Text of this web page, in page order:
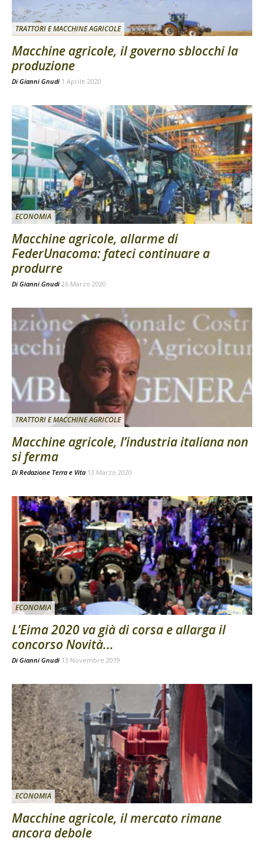
TRATTORI E MACCHINE AGRICOLE
Macchine agricole, il governo sblocchi la
produzione
Di Gianni Gnudi 1 Aprile 2020
ECONOMIA
Macchine agricole, allarme di
FederUnacoma: fateci continuare a
produrre
Di Gianni Gnudi 26 Marzo 2020
TRATTORI E MACCHINE AGRICOLE
Macchine agricole, l’industria italiana non
si ferma
Di Redazione Terra e Vita 13 Marzo 2020
ECONOMIA
L’Eima 2020 va già di corsa e allarga il
concorso Novità...
Di Gianni Gnudi 13 Novembre 2019
ECONOMIA
Macchine agricole, il mercato rimane
ancora debole